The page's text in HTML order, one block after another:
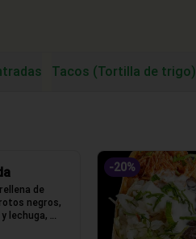
Tacos (Tortilla de trigo)
de
negros,
lechuga,
-20%